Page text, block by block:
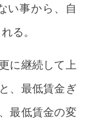
い事から、自
る。
に継続して上
、最低賃金ぎ
最低賃金の変